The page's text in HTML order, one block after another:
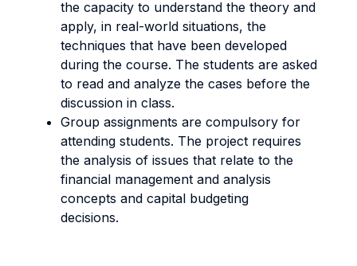
the capacity to understand the theory and
apply, in real-world situations, the
techniques that have been developed
during the course. The students are asked
to read and analyze the cases before the
discussion in class.
Group assignments are compulsory for
attending students. The project requires
the analysis of issues that relate to the
financial management and analysis
concepts and capital budgeting
decisions.